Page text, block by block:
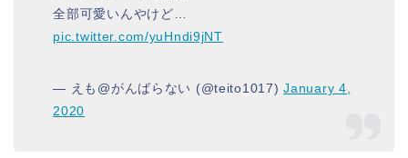
全部可愛いんやけど…
pic.twitter.com/yuHndi9jNT
— えも@がんばらない (@teito1017)January 4,
2020